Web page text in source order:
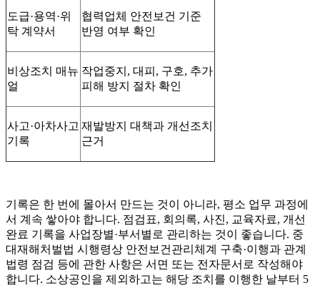
도급·용역·위
탁 계약서
협력업체 안전보건 기준
반영 여부 확인
비상조치 매뉴
얼
작업중지, 대피, 구호, 추가
피해 방지 절차 확인
사고·아차사고
기록
재발방지 대책과 개선조치
근거
기록은 한 번에 몰아서 만드는 것이 아니라, 평소 업무 과정에
서 계속 쌓아야 합니다. 점검표, 회의록, 사진, 교육자료, 개선
완료 기록을 사업장별·부서별로 관리하는 것이 좋습니다. 중
대재해처벌법 시행령상 안전보건관리체계 구축·이행과 관계
법령 점검 등에 관한 사항은 서면 또는 전자문서로 작성해야
합니다. 소상공인을 제외하고는 해당 조치를 이행한 날부터 5